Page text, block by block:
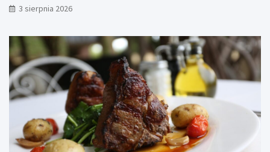
3 sierpnia 2026